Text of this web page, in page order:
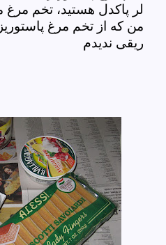
لر پاکدل هستید، تخم مرغ
من که از تخم مرغ
ریقی ندیدم